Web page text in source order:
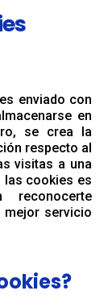
enviado con
en
se crea la
respecto al
visitas a una
las cookies es
mejor servicio